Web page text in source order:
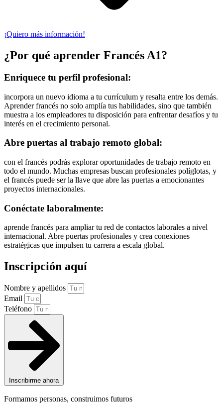
¡Quiero más información!
¿Por qué aprender Francés A1?
Enriquece tu perfil profesional:
incorpora un nuevo idioma a tu currículum y resalta entre los demás.
Aprender francés no solo amplía tus habilidades, sino que también
muestra a los empleadores tu disposición para enfrentar desafíos y tu
interés en el crecimiento personal.
Abre puertas al trabajo remoto global:
con el francés podrás explorar oportunidades de trabajo remoto en
todo el mundo. Muchas empresas buscan profesionales políglotas, y
el francés puede ser la llave que abre las puertas a emocionantes
proyectos internacionales.
Conéctate laboralmente:
aprende francés para ampliar tu red de contactos laborales a nivel
internacional. Abre puertas profesionales y crea conexiones
estratégicas que impulsen tu carrera a escala global.
Inscripción aquí
Nombre y apellidos
Email
Teléfono
Inscribirme ahora
Formamos personas, construimos futuros